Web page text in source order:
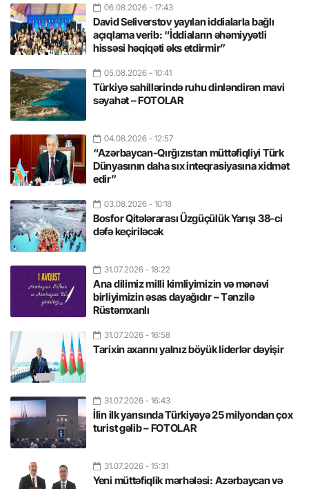
06.08.2026 - 17:43
David Seliverstov yayılan iddialarla bağlı
açıqlama verib: “İddiaların əhəmiyyətli
hissəsi həqiqəti əks etdirmir”
05.08.2026 - 10:41
Türkiyə sahillərində ruhu dinləndirən mavi
səyahət – FOTOLAR
04.08.2026 - 12:57
“Azərbaycan-Qırğızıstan müttəfiqliyi Türk
Dünyasının daha sıx inteqrasiyasına xidmət
edir”
03.08.2026 - 10:18
Bosfor Qitələrarası Üzgüçülük Yarışı 38-ci
dəfə keçiriləcək
31.07.2026 - 18:22
Ana dilimiz milli kimliyimizin və mənəvi
birliyimizin əsas dayağıdır – Tənzilə
Rüstəmxanlı
31.07.2026 - 16:58
Tarixin axarını yalnız böyük liderlər dəyişir
31.07.2026 - 16:43
İlin ilk yarısında Türkiyəyə 25 milyondan çox
turist gəlib – FOTOLAR
31.07.2026 - 15:31
Yeni müttəfiqlik mərhələsi: Azərbaycan və